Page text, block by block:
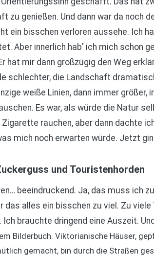
zu genießen. Und dann war da noch
ein bisschen verloren aussehe. Ich
Aber innerlich hab' ich mich schon
hat mir dann großzügig den Weg
schlechter, die Landschaft
weiße Linien, dann immer größer,
Es war, als würde die Natur
Zigarette rauchen, aber dann dachte
mich noch erwarten würde. Jetzt
und Touristenhorden
beeindruckend. Ja, das muss ich
das alles ein bisschen zu viel. Zu
brauchte dringend eine Auszeit.
Bilderbuch. Viktorianische Häuser,
gemacht, bin durch die Straßen